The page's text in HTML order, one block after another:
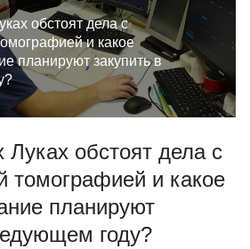
обстоят дела с
и какое
планируют закупить в
Луках обстоят дела с
томографией и какое
планируют
году?